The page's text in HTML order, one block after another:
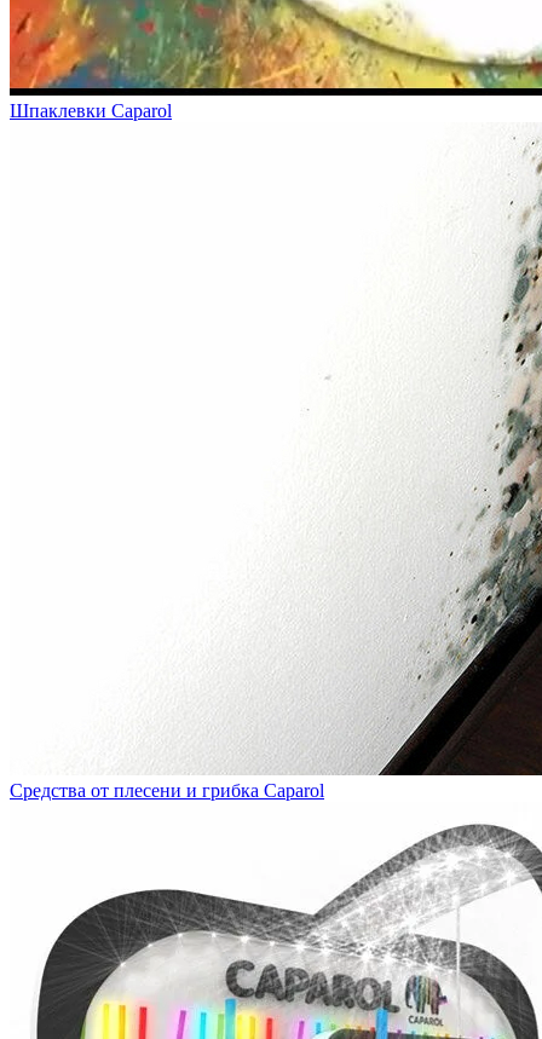
Шпаклевки Caparol
Средства от плесени и грибка Caparol